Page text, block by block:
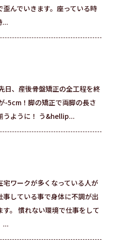
んでいきます。座っている時
...
日、産後骨盤矯正の全工程を終
-5cm！脚の矯正で両脚の長さ
うように！ う&hellip...
ワークが多くなっている人が
している事で身体に不調が出
。 慣れない環境で仕事をして
...